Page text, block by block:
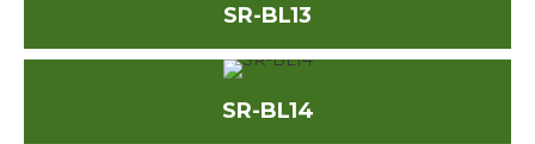
SR-BL13
SR-BL14